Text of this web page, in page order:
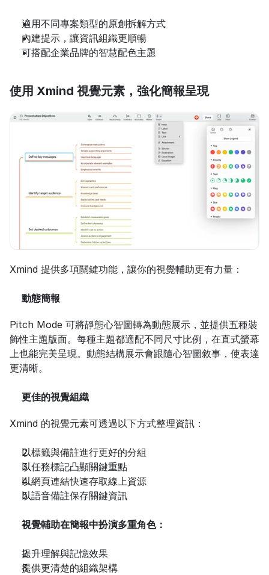
適用不同專案類型的原創拆解方式
內建提示，讓資訊組織更順暢
可搭配企業品牌的智慧配色主題
使用 Xmind 視覺元素，強化簡報呈現
Xmind 提供多項關鍵功能，讓你的視覺輔助更有力量：
動態簡報
Pitch Mode 可將靜態心智圖轉為動態展示，並提供五種裝
飾性主題版面。每種主題都適配不同尺寸比例，在直式螢幕
上也能完美呈現。動態結構展示會跟隨心智圖敘事，使表達
更清晰。
更佳的視覺組織
Xmind 的視覺元素可透過以下方式整理資訊：
以標籤與備註進行更好的分組
以任務標記凸顯關鍵重點
以網頁連結快速存取線上資源
以語音備註保存關鍵資訊
視覺輔助在簡報中扮演多重角色：
提升理解與記憶效果
提供更清楚的組織架構